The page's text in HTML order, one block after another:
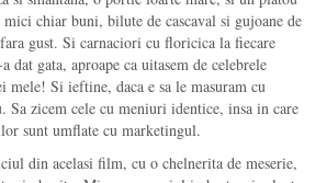
chiar buni, bilute de cascaval si gujoane de
gust. Si carnaciori cu floricica la fiecare
dat gata, aproape ca uitasem de celebrele
mele! Si ieftine, daca e sa le masuram cu
Sa zicem cele cu meniuri identice, insa in care
sunt umflate cu marketingul.
din acelasi film, cu o chelnerita de meserie,